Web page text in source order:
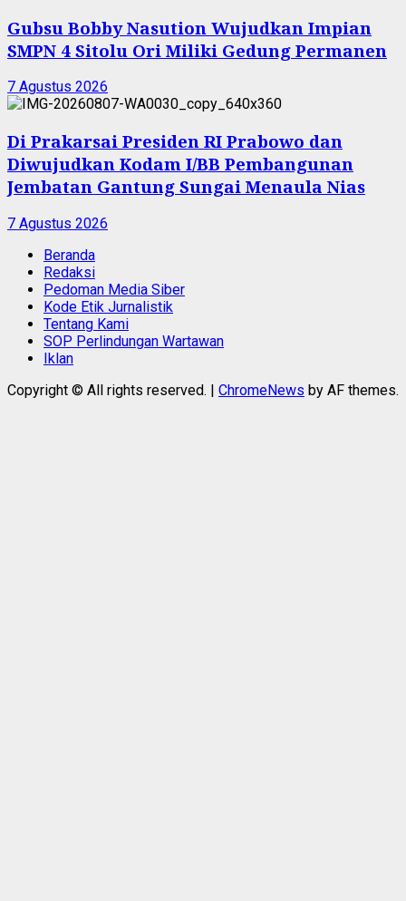
Gubsu Bobby Nasution Wujudkan Impian
SMPN 4 Sitolu Ori Miliki Gedung Permanen
7 Agustus 2026
Di Prakarsai Presiden RI Prabowo dan
Diwujudkan Kodam I/BB Pembangunan
Jembatan Gantung Sungai Menaula Nias
7 Agustus 2026
Beranda
Redaksi
Pedoman Media Siber
Kode Etik Jurnalistik
Tentang Kami
SOP Perlindungan Wartawan
Iklan
Copyright © All rights reserved. | ChromeNews by AF themes.